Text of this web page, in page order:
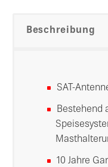
Beschreibung
SAT-
Bestehend
10 Jahre